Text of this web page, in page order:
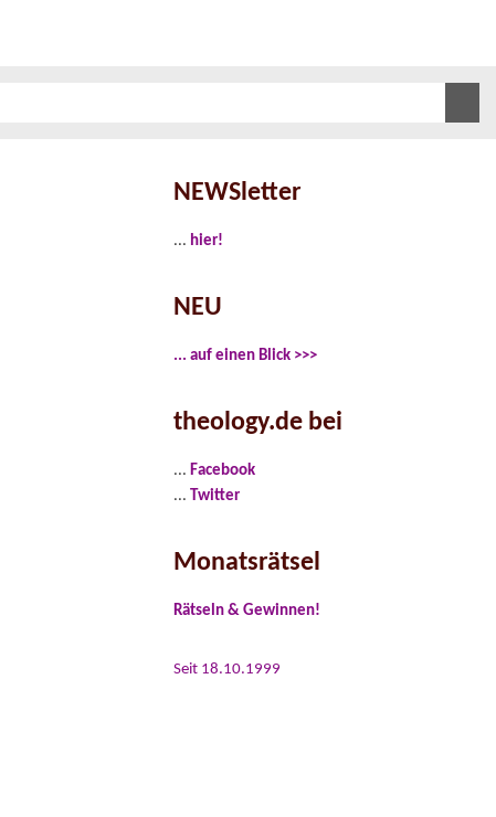
NEWSletter
... hier!
NEU
... auf einen Blick >>>
theology.de bei
... Facebook
... Twitter
Monatsrätsel
Rätseln & Gewinnen!
Seit 18.10.1999